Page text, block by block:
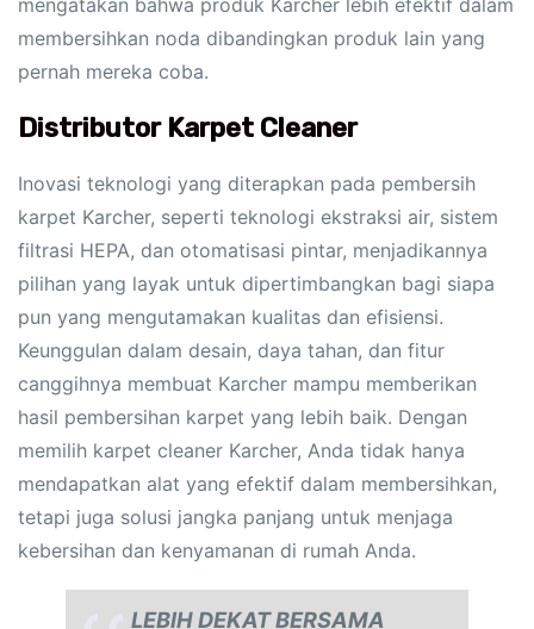
membersihkan noda dibandingkan produk lain yang
pernah mereka coba.
Distributor Karpet Cleaner
Inovasi teknologi yang diterapkan pada pembersih
karpet Karcher, seperti teknologi ekstraksi air, sistem
filtrasi HEPA, dan otomatisasi pintar, menjadikannya
pilihan yang layak untuk dipertimbangkan bagi siapa
pun yang mengutamakan kualitas dan efisiensi.
Keunggulan dalam desain, daya tahan, dan fitur
canggihnya membuat Karcher mampu memberikan
hasil pembersihan karpet yang lebih baik. Dengan
memilih karpet cleaner Karcher, Anda tidak hanya
mendapatkan alat yang efektif dalam membersihkan,
tetapi juga solusi jangka panjang untuk menjaga
kebersihan dan kenyamanan di rumah Anda.
LEBIH DEKAT BERSAMA